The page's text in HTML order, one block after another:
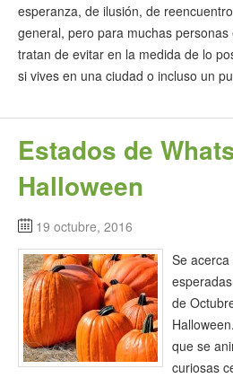
esperanza, de ilusión, de
general, pero para muchas
tratan de evitar en la medida de lo
si vives en una ciudad o incluso un
Estados de
Halloween
19 octubre, 2016
Se
de
que se
curiosas